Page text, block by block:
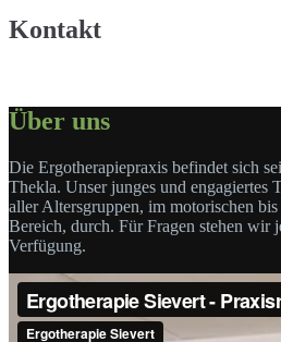
Kontakt
Über uns
Die Ergotherapiepraxis befindet sich
Thekla. Unser junges und engagiertes
aller Altersgruppen, im motorischen
Bereich, durch. Für Fragen stehen wir
Verfügung.